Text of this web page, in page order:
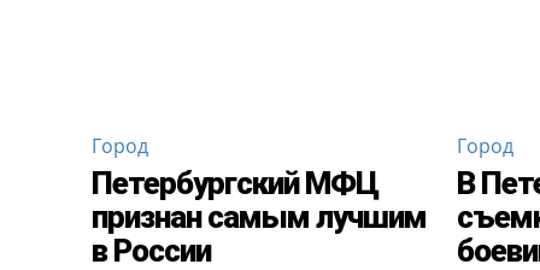
Город
Петербургский МФЦ
признан самым лучшим
в России
Город
В